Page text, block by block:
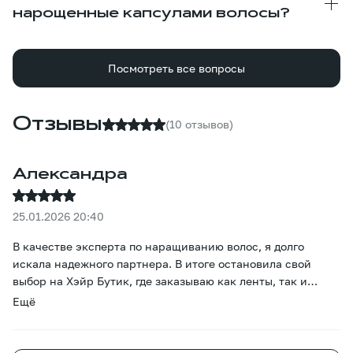
нарощенные капсулами волосы?
Посмотреть все вопросы
Отзывы (10 отзывов)
Александра
25.01.2026 20:40
В качестве эксперта по наращиванию волос, я долго
искала надежного партнера. В итоге остановила свой
выбор на Хэйр Бутик, где заказываю как ленты, так и
капсулы. Качество меня полностью устраивает — капсулы
проблем проходить 2–3 коррекции, волосы не
Ещё